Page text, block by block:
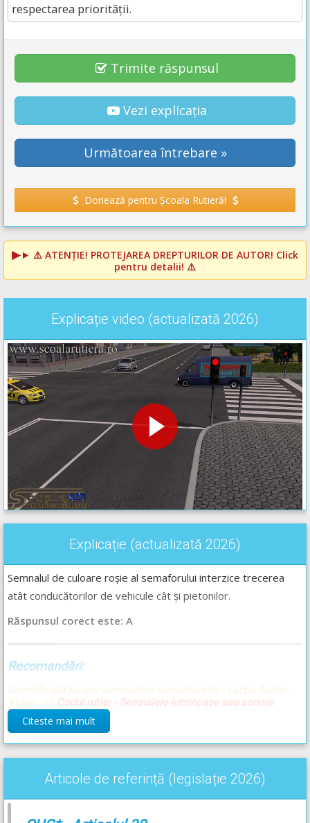
respectarea priorității.
Trimite răspunsul
Vezi explicația
Următoarea întrebare »
Donează pentru Școala Rutieră!
⚠️ ATENȚIE! PROTEJAREA DREPTURILOR DE AUTOR! Click
pentru detalii! ⚠️
Explicație video (actualizată 2026)
Explicație (actualizată 2026)
Semnalul de culoare roșie al semaforului interzice trecerea
atât conducătorilor de vehicule cât și pietonilor.
Răspunsul corect este: A
Recomandări:
Codul rutier - Semnalele luminoase sau sonore
Citeste mai mult
Articole de referință (legislație 2026)